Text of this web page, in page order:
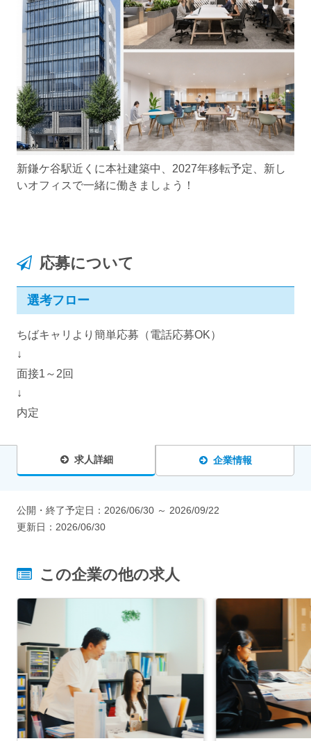
新鎌ケ谷駅近くに本社建築中、2027年移転予定、新し
いオフィスで一緒に働きましょう！
応募について
選考フロー
ちばキャリより簡単応募（電話応募OK）
↓
面接1～2回
↓
内定
求人詳細 企業情報
公開・終了予定日： 2026/06/30 ～ 2026/09/22
更新日： 2026/06/30
この企業の他の求人